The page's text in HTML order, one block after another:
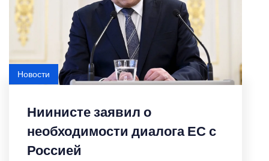
Ниинисте заявил о
необходимости диалога ЕС с
Россией
Новости